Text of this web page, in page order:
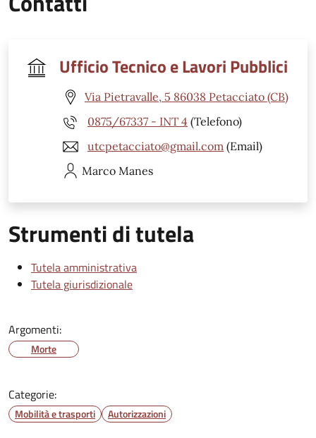
Ufficio Tecnico e Lavori Pubblici
Via Pietravalle, 5 86038 Petacciato (CB)
0875/67337 - INT 4 (Telefono)
utcpetacciato@gmail.com (Email)
Marco Manes
Strumenti di tutela
Tutela amministrativa
Tutela giurisdizionale
Argomenti:
Morte
Categorie:
Mobilità e trasporti Autorizzazioni